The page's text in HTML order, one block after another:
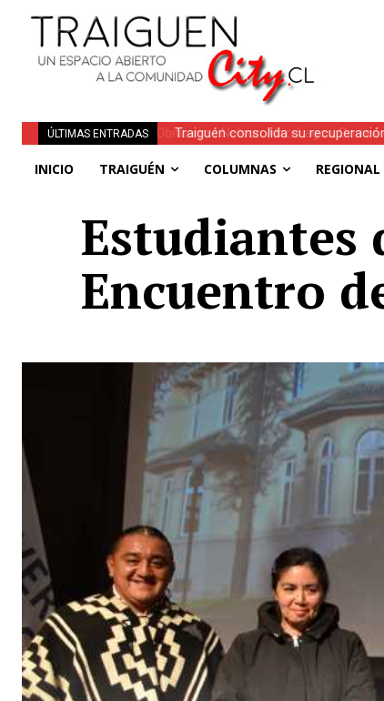
ÚLTIMAS ENTRADAS
Traiguén consolida su
INICIO TRAIGUÉN COLUMNAS REGIONAL
Estudiantes
Encuentro